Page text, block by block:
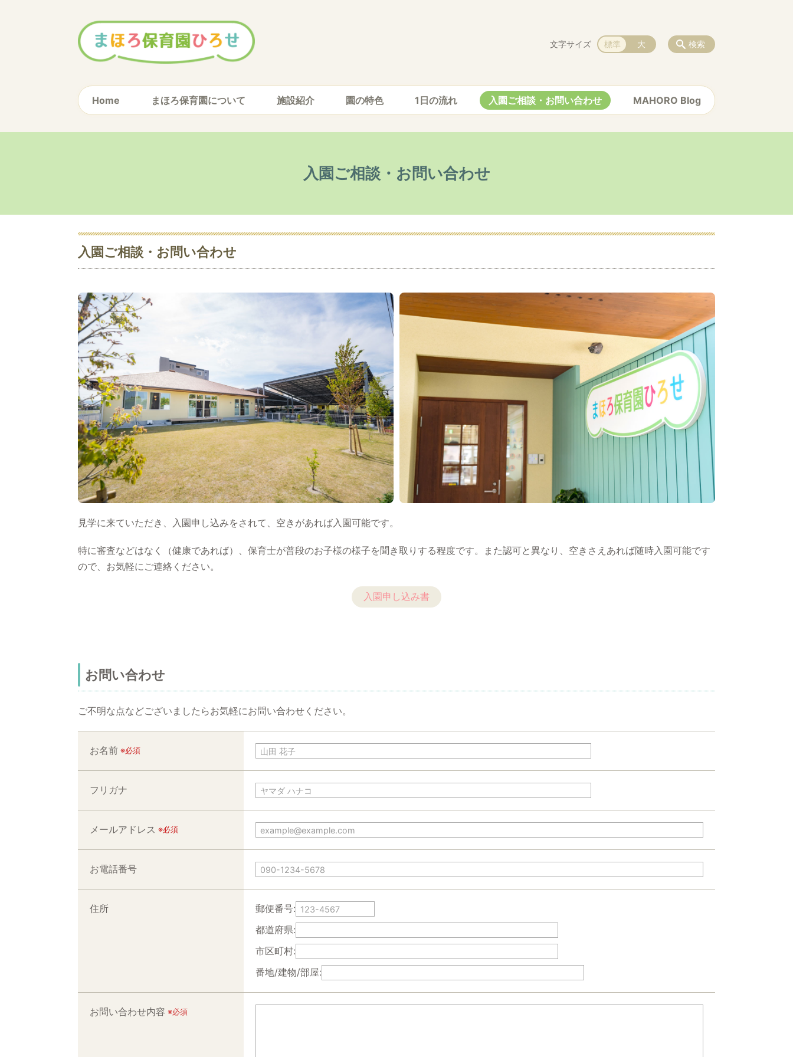
Home まほろ保育園について 施設紹介 園の特色 1日の流れ 入園ご相談・お問い合わせ MAHORO Blog
検索
文字サイズ 標準 大
入園ご相談・お問い合わせ
入園ご相談・お問い合わせ
見学に来ていただき、入園申し込みをされて、空きがあれば入園可能です。
特に審査などはなく（健康であれば）、保育士が普段のお子様の様子を聞き取りする程度です。また認可と異なり、空きさえあれば随時入園可能です
ので、お気軽にご連絡ください。
入園申し込み書
お問い合わせ
ご不明な点などございましたらお気軽にお問い合わせください。
お名前 ※必須
フリガナ
メールアドレス ※必須
お電話番号
住所
郵便番号:
都道府県:
市区町村:
番地/建物/部屋:
お問い合わせ内容 ※必須